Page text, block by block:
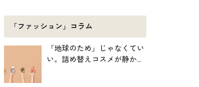
「ファッション」コラム
「地球のため」じゃなくてい
い。詰め替えコスメが静かに